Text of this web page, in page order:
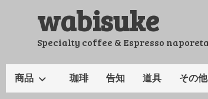
wabisuke
Specialty coffee & Espresso
商品 珈琲 告知 道具 その他